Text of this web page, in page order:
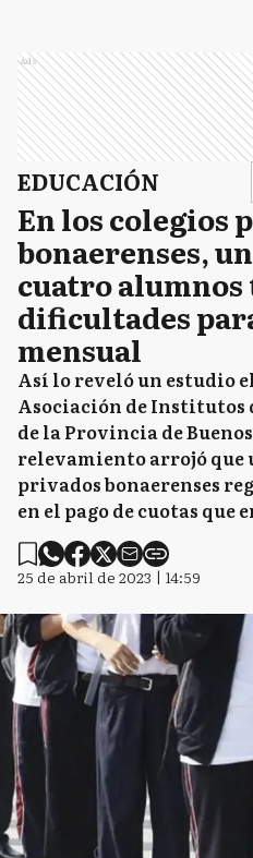
CT Carlos
CD Carmen
C Castelli
C
C
C
C Colón
CD Coronel
Ads
EDUCACIÓN
En los colegios
bonaerenses,
cuatro alumnos
dificultades
mensual
Así lo reveló un estudio
Asociación de Institutos
de la Provincia de
relevamiento arrojó que
privados bonaerenses
en el pago de cuotas que
25 de abril de 2023 | 14:59